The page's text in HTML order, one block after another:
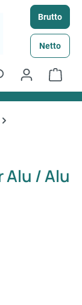
Brutto
Netto
Alu / Alu